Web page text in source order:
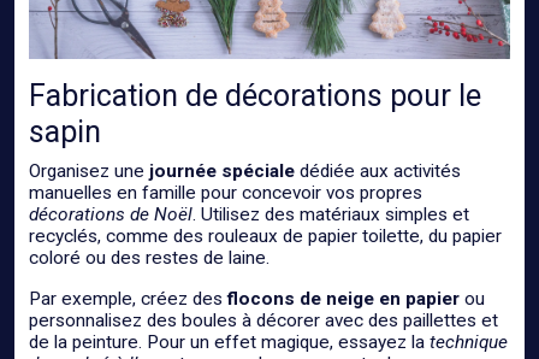
Fabrication de décorations pour le
sapin
Organisez une journée spéciale dédiée aux activités
manuelles en famille pour concevoir vos propres
décorations de Noël. Utilisez des matériaux simples et
recyclés, comme des rouleaux de papier toilette, du papier
coloré ou des restes de laine.
Par exemple, créez desflocons de neige en papier ou
personnalisez des boules à décorer avec des paillettes et
de la peinture. Pour un effet magique, essayez la technique